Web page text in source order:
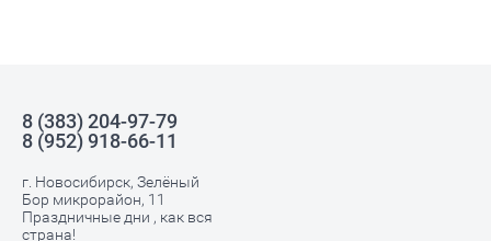
8 (383) 204-97-79
8 (952) 918-66-11
г. Новосибирск, Зелёный
Бор микрорайон, 11
Праздничные дни , как вся
страна!